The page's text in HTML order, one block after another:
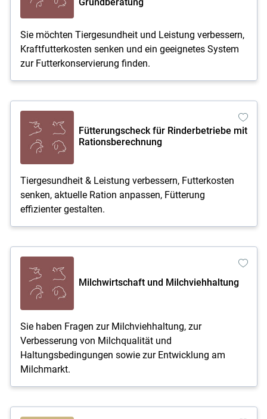
Sie möchten Tiergesundheit und Leistung verbessern,
Kraftfutterkosten senken und ein geeignetes System
zur Futterkonservierung finden.
Fütterungscheck für Rinderbetriebe mit
Rationsberechnung
Tiergesundheit & Leistung verbessern, Futterkosten
senken, aktuelle Ration anpassen, Fütterung
effizienter gestalten.
Milchwirtschaft und Milchviehhaltung
Sie haben Fragen zur Milchviehhaltung, zur
Verbesserung von Milchqualität und
Haltungsbedingungen sowie zur Entwicklung am
Milchmarkt.